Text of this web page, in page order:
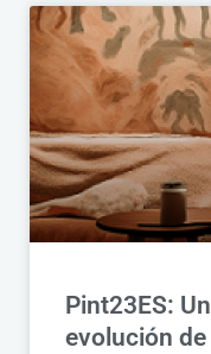
Pint23ES:
evolución